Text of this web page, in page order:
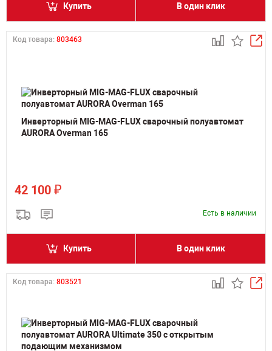
Купить В один клик
Код товара: 803463
Инверторный MIG-MAG-FLUX сварочный полуавтомат
AURORA Overman 165
42 100 ₽
Есть в наличии
Купить В один клик
Код товара: 803521